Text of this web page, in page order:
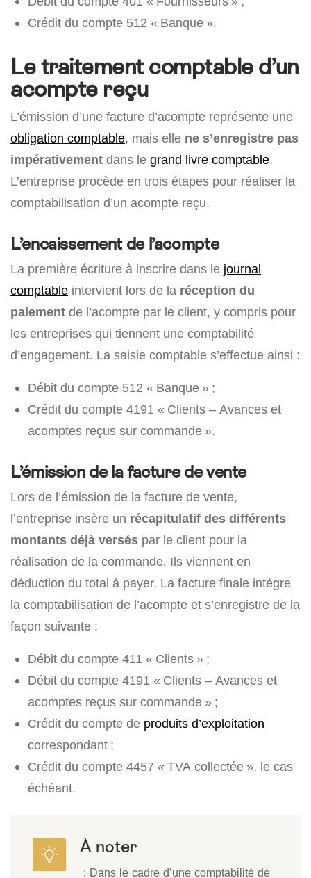
Crédit du compte 512 « Banque ».
Le traitement comptable d’un
acompte reçu
L’émission d’une facture d’acompte représente une
obligation comptable, mais elle ne s’enregistre pas
impérativement dans le grand livre comptable.
L’entreprise procède en trois étapes pour réaliser la
comptabilisation d’un acompte reçu.
L’encaissement de l’acompte
La première écriture à inscrire dans le journal
comptable intervient lors de la réception du
paiement de l’acompte par le client, y compris pour
les entreprises qui tiennent une comptabilité
d’engagement. La saisie comptable s’effectue ainsi :
Débit du compte 512 « Banque » ;
Crédit du compte 4191 « Clients – Avances et
acomptes reçus sur commande ».
L’émission de la facture de vente
Lors de l’émission de la facture de vente,
l’entreprise insère un récapitulatif des différents
montants déjà versés par le client pour la
réalisation de la commande. Ils viennent en
déduction du total à payer. La facture finale intègre
la comptabilisation de l’acompte et s’enregistre de la
façon suivante :
Débit du compte 411 « Clients » ;
Débit du compte 4191 « Clients – Avances et
acomptes reçus sur commande » ;
Crédit du compte de produits d’exploitation
correspondant ;
Crédit du compte 4457 « TVA collectée », le cas
échéant.
À noter
: Dans le cadre d’une comptabilité de